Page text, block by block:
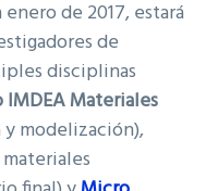
de 2017, estará
de
disciplinas
Materiales
modelización),